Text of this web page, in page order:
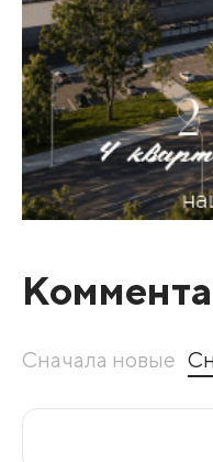
Сначала новые